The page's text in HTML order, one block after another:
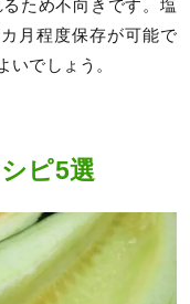
ため不向きです。塩
月程度保存が可能で
いでしょう。
ピ5選